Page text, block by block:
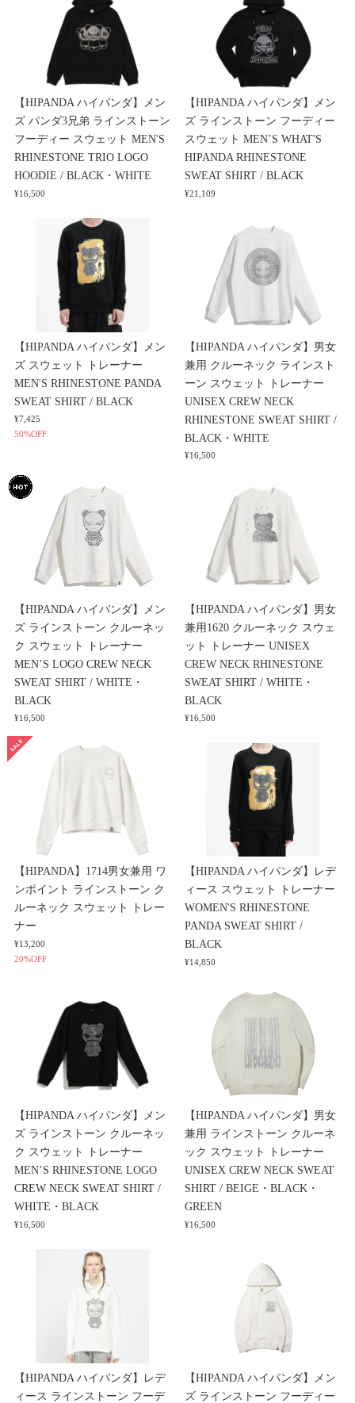
【HIPANDA ハイパンダ】メン
ズ パンダ3兄弟 ラインストーン
フーディー スウェット MEN'S
RHINESTONE TRIO LOGO
HOODIE / BLACK・WHITE
¥16,500
【HIPANDA ハイパンダ】メン
ズ ラインストーン フーディー
スウェット MEN’S WHAT'S
HIPANDA RHINESTONE
SWEAT SHIRT / BLACK
¥21,109
【HIPANDA ハイパンダ】メン
ズ スウェット トレーナー
MEN'S RHINESTONE PANDA
SWEAT SHIRT / BLACK
¥7,425
50%OFF
【HIPANDA ハイパンダ】男女
兼用 クルーネック ラインスト
ーン スウェット トレーナー
UNISEX CREW NECK
RHINESTONE SWEAT SHIRT /
BLACK・WHITE
¥16,500
【HIPANDA ハイパンダ】メン
ズ ラインストーン クルーネッ
ク スウェット トレーナー
MEN’S LOGO CREW NECK
SWEAT SHIRT / WHITE・
BLACK
¥16,500
【HIPANDA ハイパンダ】男女
兼用1620 クルーネック スウェ
ット トレーナー UNISEX
CREW NECK RHINESTONE
SWEAT SHIRT / WHITE・
BLACK
¥16,500
【HIPANDA】1714男女兼用 ワ
ンポイント ラインストーン ク
ルーネック スウェット トレー
ナー
¥13,200
20%OFF
【HIPANDA ハイパンダ】レデ
ィース スウェット トレーナー
WOMEN'S RHINESTONE
PANDA SWEAT SHIRT /
BLACK
¥14,850
【HIPANDA ハイパンダ】メン
ズ ラインストーン クルーネッ
ク スウェット トレーナー
MEN’S RHINESTONE LOGO
CREW NECK SWEAT SHIRT /
WHITE・BLACK
¥16,500
【HIPANDA ハイパンダ】男女
兼用 ラインストーン クルーネ
ック スウェット トレーナー
UNISEX CREW NECK SWEAT
SHIRT / BEIGE・BLACK・
GREEN
¥16,500
【HIPANDA ハイパンダ】レデ
ィース ラインストーン フーデ
【HIPANDA ハイパンダ】メン
ズ ラインストーン フーディー